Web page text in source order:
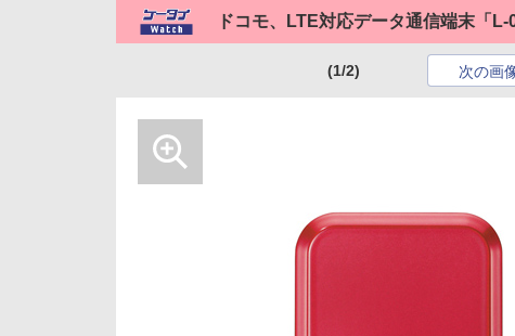
ドコモ、LTE対応データ通信端末「
(1/2) 次の画